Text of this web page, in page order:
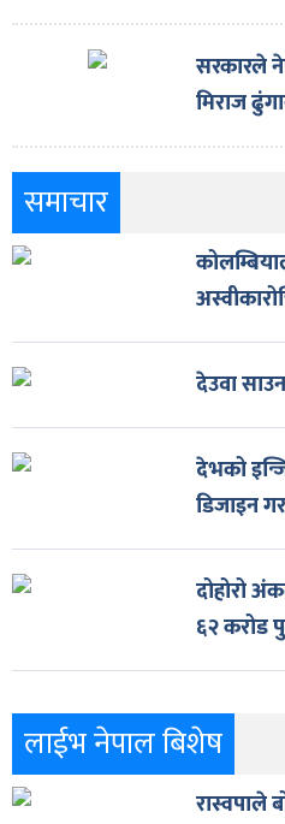
सरकारले
मिराज
समाचार
देउवा
देभको
डिजाइन
दोहोरो
६२ करोड
लाईभ नेपाल बिशेष
रास्वपाले